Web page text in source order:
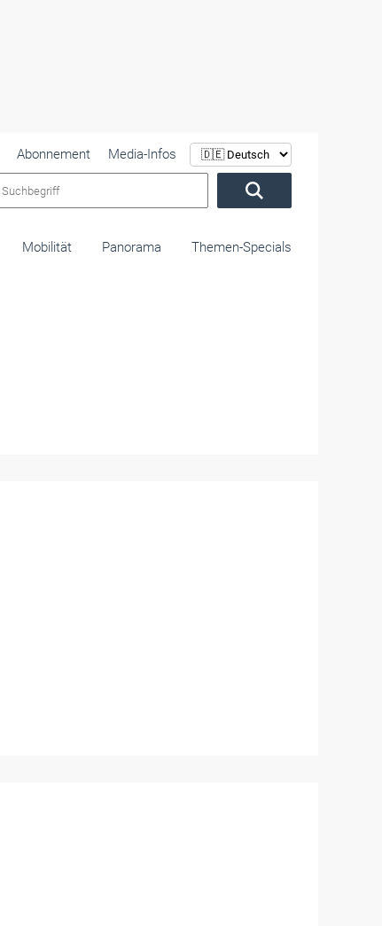
Abonnement
Media-Infos
Mobilität Panorama Themen-Specials